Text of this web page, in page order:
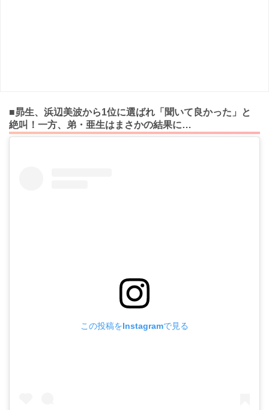
■昴生、浜辺美波から1位に選ばれ「聞いて良かった」と
絶叫！一方、弟・亜生はまさかの結果に…
この投稿をInstagramで見る